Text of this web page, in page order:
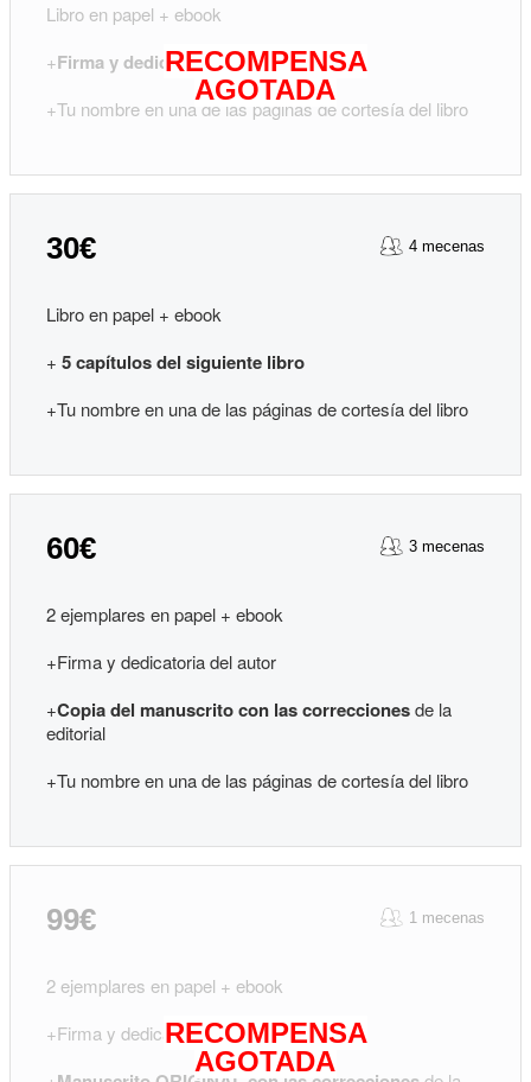
Libro en papel + ebook
+Firma y dedicatoriadel autor
+Tu nombre en una de las páginas de cortesía del libro
RECOMPENSA
AGOTADA
30€ 4 mecenas
Libro en papel + ebook
+ 5 capítulos del siguiente libro
+Tu nombre en una de las páginas de cortesía del libro
60€ 3 mecenas
2 ejemplares en papel + ebook
+Firma y dedicatoria del autor
+Copia del manuscrito con las correccionesde la
editorial
+Tu nombre en una de las páginas de cortesía del libro
99€ 1 mecenas
2 ejemplares en papel + ebook
+Firma y dedicatoria del autorRECOMPENSA
AGOTADA